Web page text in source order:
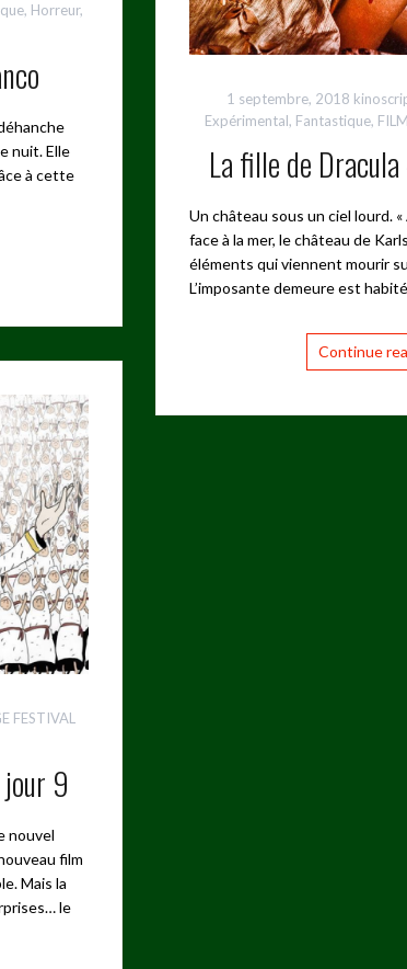
, Horreur,
nuit. Elle
à cette
1 septembre, 2018
Expérimental, Fantastique,
La fille de Dracula
Un château sous un ciel lourd.
face à la mer, le château de
éléments qui viennent mourir
L’imposante demeure est
Continue
FESTIVAL
9
nouvel
film
Mais la
le